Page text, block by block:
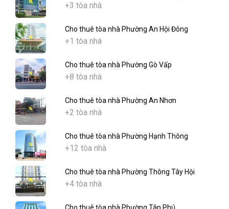
+3 tòa nhà
Cho thuê tòa nhà Phường An Hội Đông
+1 tòa nhà
Cho thuê tòa nhà Phường Gò Vấp
+8 tòa nhà
Cho thuê tòa nhà Phường An Nhơn
+2 tòa nhà
Cho thuê tòa nhà Phường Hạnh Thông
+12 tòa nhà
Cho thuê tòa nhà Phường Thông Tây Hội
+4 tòa nhà